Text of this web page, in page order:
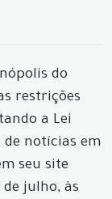
do
restrições
a Lei
de notícias em
seu site
julho, às